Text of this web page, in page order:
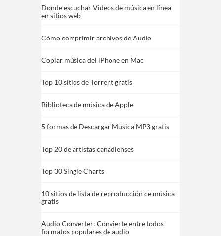
Donde escuchar Videos de música en línea
en sitios web
Cómo comprimir archivos de Audio
Copiar música del iPhone en Mac
Top 10 sitios de Torrent gratis
Biblioteca de música de Apple
5 formas de Descargar Musica MP3 gratis
Top 20 de artistas canadienses
Top 30 Single Charts
10 sitios de lista de reproducción de música
gratis
Audio Converter: Convierte entre todos
formatos populares de audio